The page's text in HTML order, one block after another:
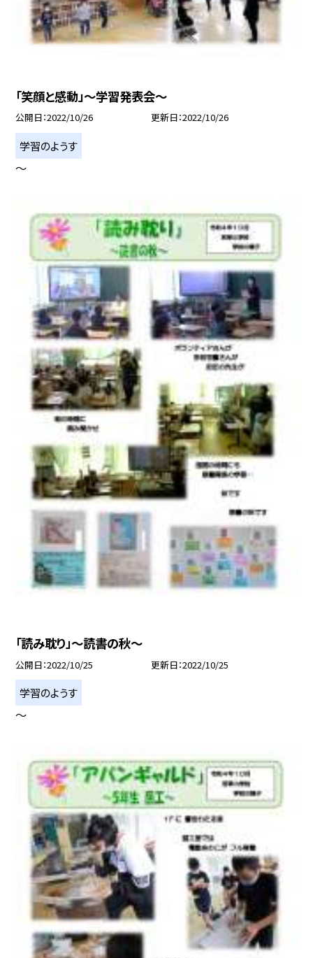
「笑顔と感動」〜学習発表会〜
公開日 2022/10/26 更新日 2022/10/26
学習のようす
〜
「読み耽り」〜読書の秋〜
公開日 2022/10/25 更新日 2022/10/25
学習のようす
〜